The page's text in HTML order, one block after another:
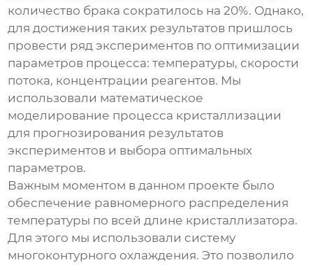
количество брака сократилось на 20%. Однако,
для достижения таких результатов пришлось
провести ряд экспериментов по оптимизации
параметров процесса: температуры, скорости
потока, концентрации реагентов. Мы
использовали математическое
моделирование процесса кристаллизации
для прогнозирования результатов
экспериментов и выбора оптимальных
параметров.
Важным моментом в данном проекте было
обеспечение равномерного распределения
температуры по всей длине кристаллизатора.
Для этого мы использовали систему
многоконтурного охлаждения. Это позволило